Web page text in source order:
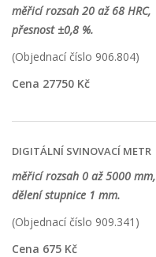
měřicí rozsah 20 až 68 HRC,
přesnost ±0,8 %.
(Objednací číslo 906.804)
Cena 27750 Kč
DIGITÁLNÍ SVINOVACÍ METR
měřicí rozsah 0 až 5000 mm,
dělení stupnice 1 mm.
(Objednací číslo 909.341)
Cena 675 Kč